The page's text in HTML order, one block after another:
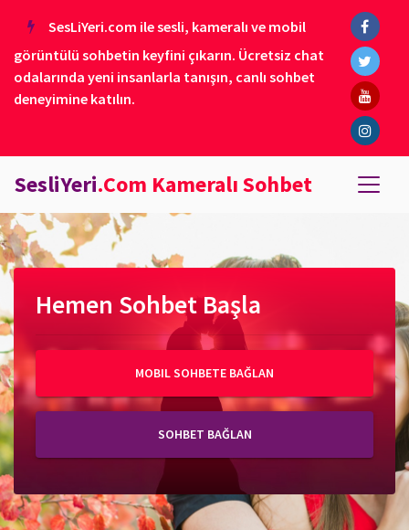
SesLiYeri.com ile sesli, kameralı ve mobil
görüntülü sohbetin keyfini çıkarın. Ücretsiz chat
odalarında yeni insanlarla tanışın, canlı sohbet
deneyimine katılın.
SesliYeri.Com Kameralı Sohbet
Hemen Sohbet Başla
MOBIL SOHBETE BAĞLAN
SOHBET BAĞLAN